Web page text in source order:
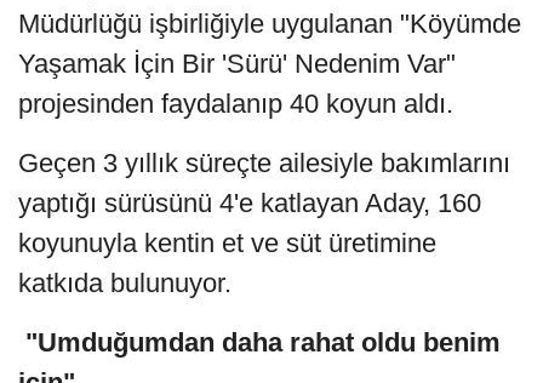
Müdürlüğü işbirliğiyle uygulanan "Köyümde
Yaşamak İçin Bir 'Sürü' Nedenim Var"
projesinden faydalanıp 40 koyun aldı.
Geçen 3 yıllık süreçte ailesiyle bakımlarını
yaptığı sürüsünü 4'e katlayan Aday, 160
koyunuyla kentin et ve süt üretimine
katkıda bulunuyor.
"Umduğumdan daha rahat oldu benim